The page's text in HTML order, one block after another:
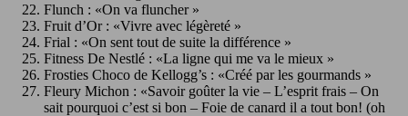
Flunch : «On va fluncher »
Fruit d’Or : «Vivre avec légèreté »
Frial : «On sent tout de suite la différence »
Fitness De Nestlé : «La ligne qui me va le mieux »
Frosties Choco de Kellogg’s : «Créé par les gourmands »
Fleury Michon : «Savoir goûter la vie – L’esprit frais – On
sait pourquoi c’est si bon – Foie de canard il a tout bon! (oh